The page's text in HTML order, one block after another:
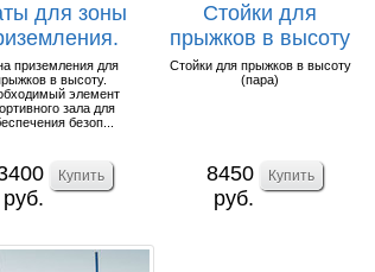
для зоны
приземления для
в высоту.
элемент
зала для
безоп...
руб.
Стойки для
прыжков в высоту
(пара).
Стойки для прыжков в высоту
(пара)
8450
руб.